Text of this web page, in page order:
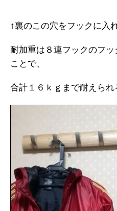
↑裏のこの穴をフックに入
耐加重は８連フックのフ
ことで、
合計１６ｋｇまで耐えられ